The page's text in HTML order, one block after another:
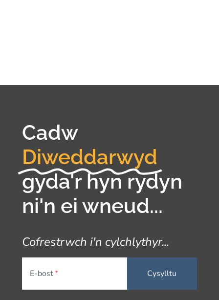
Cadw
Diweddarwyd
gyda'r hyn rydyn
ni'n ei wneud...
Cofrestrwch i'n cylchlythyr...
E-bost